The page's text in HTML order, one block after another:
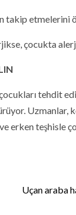
takip etmelerini
çocukta
tehdit
Uzmanlar,
erken teşhisle
Uçan araba